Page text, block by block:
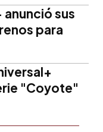
anunció sus
para
"Coyote"